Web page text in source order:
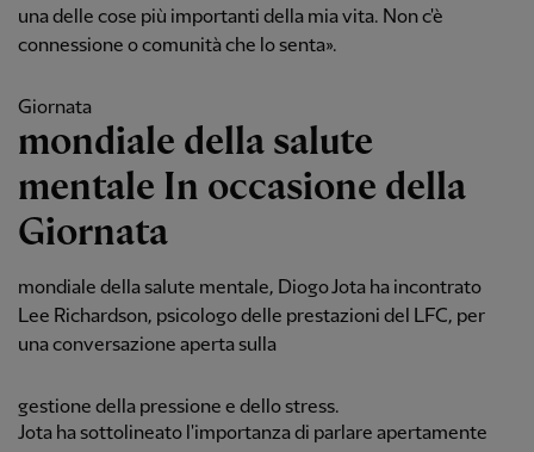
una delle cose più importanti della mia vita. Non c'è
connessione o comunità che lo senta».
Giornata
mondiale della salute
mentale In occasione della
Giornata
mondiale della salute mentale, Diogo Jota ha incontrato
Lee Richardson, psicologo delle prestazioni del LFC, per
una conversazione aperta sulla
gestione della pressione e dello stress.
Jota ha sottolineato l'importanza di parlare apertamente